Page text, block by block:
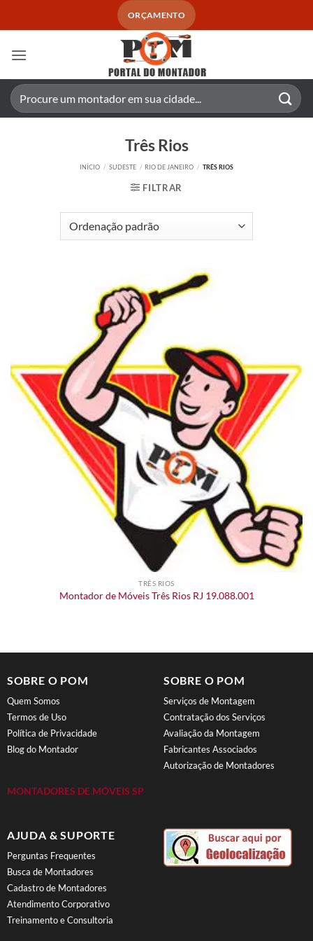
ORÇAMENTO
Pesquisar
por:
Três Rios
INÍCIO / SUDESTE / RIO DE JANEIRO / TRÊS RIOS
FILTRAR
TRÊS RIOS
Montador de Móveis Três Rios RJ 19.088.001
SOBRE O POM
Quem Somos
Termos de Uso
Política de Privacidade
Blog do Montador
MONTADORES DE MÓVEIS SP
SOBRE O POM
Serviços de Montagem
Contratação dos Serviços
Avaliação da Montagem
Fabricantes Associados
Autorização de Montadores
AJUDA & SUPORTE
Perguntas Frequentes
Busca de Montadores
Cadastro de Montadores
Atendimento Corporativo
Treinamento e Consultoria